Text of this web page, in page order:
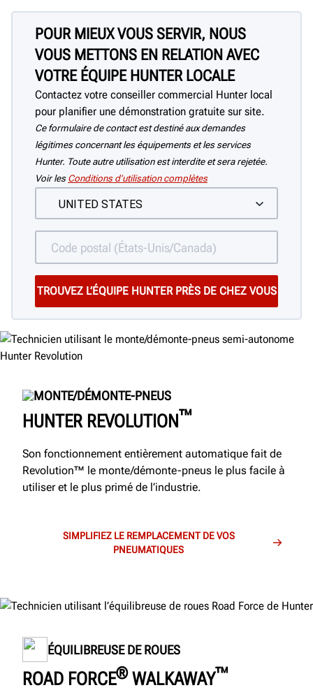
POUR MIEUX VOUS SERVIR, NOUS
VOUS METTONS EN RELATION AVEC
VOTRE ÉQUIPE HUNTER LOCALE
Contactez votre conseiller commercial Hunter local
pour planifier une démonstration gratuite sur site.
Ce formulaire de contact est destiné aux demandes
légitimes concernant les équipements et les services
Hunter. Toute autre utilisation est interdite et sera rejetée.
Voir les Conditions d’utilisation complètes
MONTE/DÉMONTE-PNEUS
HUNTER REVOLUTION™
Son fonctionnement entièrement automatique fait de
Revolution™ le monte/démonte-pneus le plus facile à
utiliser et le plus primé de l’industrie.
SIMPLIFIEZ LE REMPLACEMENT DE VOS
PNEUMATIQUES
ÉQUILIBREUSE DE ROUES
ROAD FORCE®WALKAWAY™